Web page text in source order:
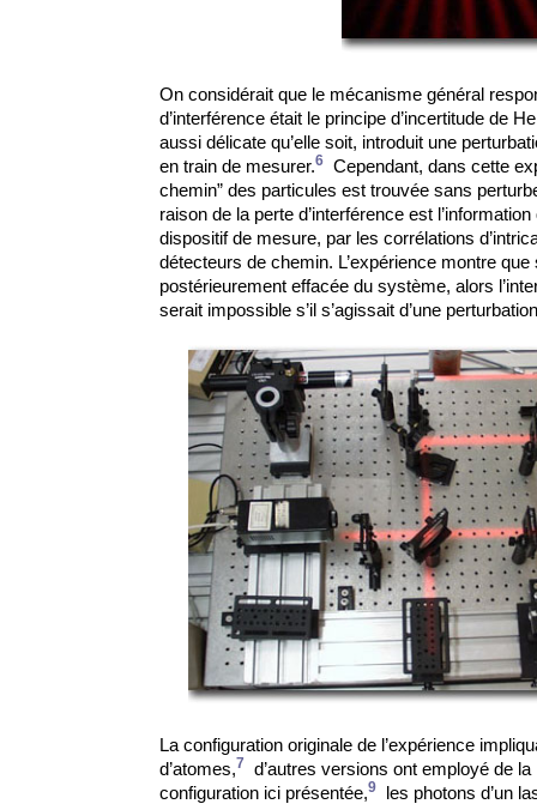
On considérait que le mécanisme général
d’interférence était le principe d’incertitude de
aussi délicate qu’elle soit, introduit une
en train de mesurer.6 Cependant, dans cette
chemin” des particules est trouvée sans
raison de la perte d’interférence est
dispositif de mesure, par les corrélations
détecteurs de chemin. L’expérience montre
postérieurement effacée du système, alors
serait impossible s’il s’agissait d’une
La configuration originale de l’expérience
d’atomes,7
d’autres versions ont employé de la
configuration ici présentée,9
les photons d’un